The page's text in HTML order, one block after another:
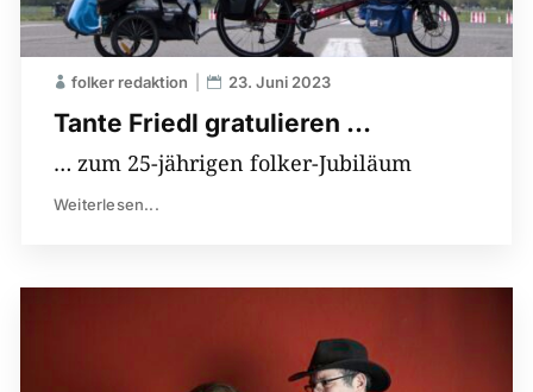
Tante Friedl gratulieren …
folker redaktion 23. Juni 2023
… zum 25-jährigen folker-Jubiläum
Weiterlesen...